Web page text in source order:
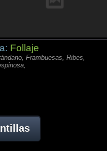
Follaje
Frambuesas, Ribes,